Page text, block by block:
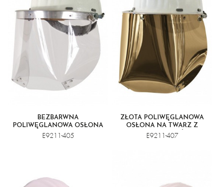
BEZBARWNA
POLIWĘGLANOWA OSŁONA
TWARZY Z OSŁONĄ
E9211-405
ZŁOTA POLIWĘGLANOWA
OSŁONA NA TWARZ Z
OSŁONĄ PODBRÓDKA
E9211-407